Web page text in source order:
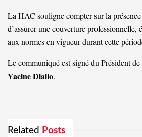
La HAC souligne compter sur la
d’assurer une couverture professionnelle,
aux normes en vigueur durant cette
Le communiqué est signé du Président
Yacine Diallo.
Related Posts